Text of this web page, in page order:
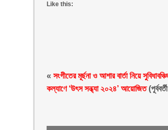
Like this:
«সংগীতের মূর্ছনা ও আশার বার্তা নিয়ে
কল্যাণে ‘উৎস সন্ধ্যা ২০২৪’ আয়োজিত